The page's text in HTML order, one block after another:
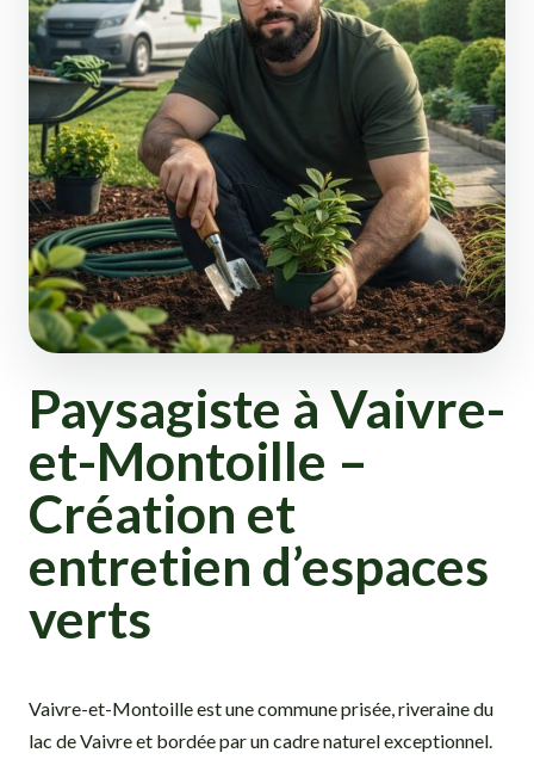
Paysagiste à Vaivre-
et-Montoille –
Création et
entretien d’espaces
verts
Vaivre-et-Montoille est une commune prisée, riveraine du
lac de Vaivre et bordée par un cadre naturel exceptionnel.